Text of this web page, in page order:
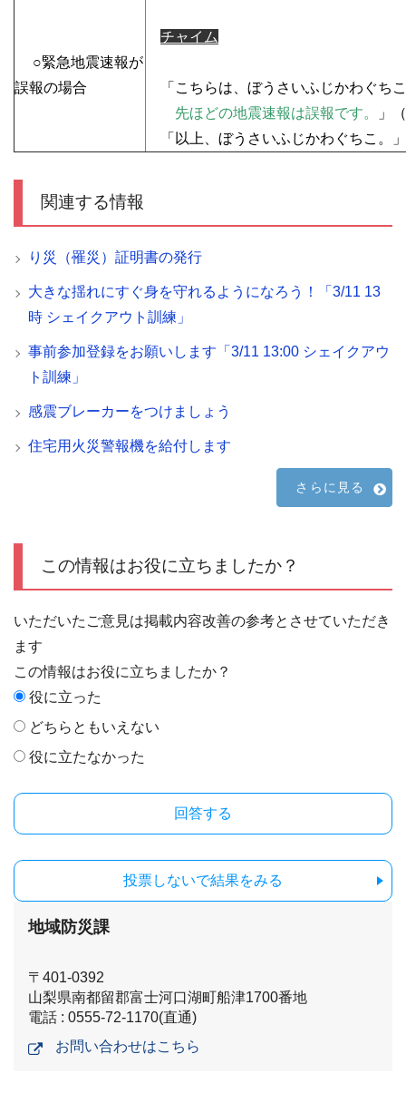
○緊急地震速報が
誤報の場合
チャイム
「こちらは、ぼうさいふじかわぐち
先ほどの地震速報は誤報です。
」
「以上、ぼうさいふじかわぐちこ。」
関連する情報
り災（罹災）証明書の発行
大きな揺れにすぐ身を守れるようになろう！「3/11 13
時 シェイクアウト訓練」
事前参加登録をお願いします「3/11 13:00 シェイクアウ
ト訓練」
感震ブレーカーをつけましょう
住宅用火災警報機を給付します
さらに見る
この情報はお役に立ちましたか？
いただいたご意見は掲載内容改善の参考とさせていただき
ます
この情報はお役に立ちましたか？
役に立った
どちらともいえない
役に立たなかった
投票しないで結果をみる
地域防災課
〒401-0392
山梨県南都留郡富士河口湖町船津1700番地
電話 : 0555-72-1170(直通)
お問い合わせはこちら